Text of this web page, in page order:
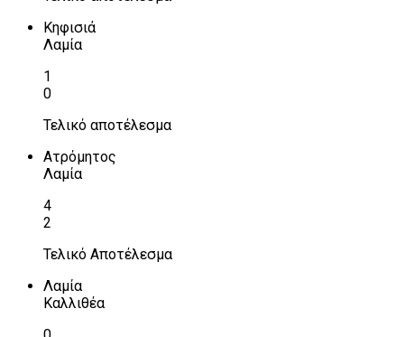
Κηφισιά
Λαμία
1
0
Τελικό αποτέλεσμα
Ατρόμητος
Λαμία
4
2
Τελικό Αποτέλεσμα
Λαμία
Καλλιθέα